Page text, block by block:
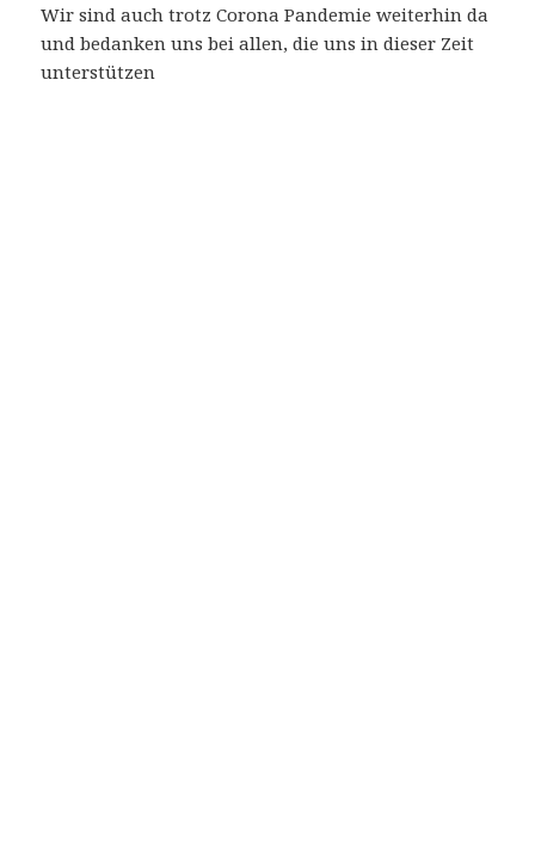
Wir sind auch trotz Corona Pandemie weiterhin da
und bedanken uns bei allen, die uns in dieser Zeit
unterstützen